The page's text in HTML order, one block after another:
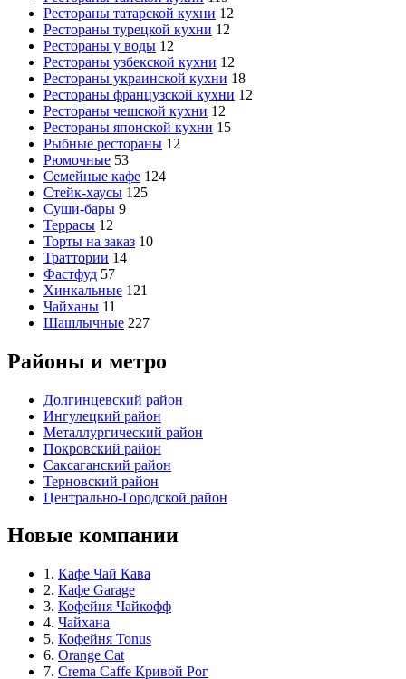
Рестораны татарской кухни 12
Рестораны турецкой кухни 12
Рестораны у воды 12
Рестораны узбекской кухни 12
Рестораны украинской кухни 18
Рестораны французской кухни 12
Рестораны чешской кухни 12
Рестораны японской кухни 15
Рыбные рестораны 12
Рюмочные 53
Семейные кафе 124
Стейк-хаусы 125
Суши-бары 9
Террасы 12
Торты на заказ 10
Траттории 14
Фастфуд 57
Хинкальные 121
Чайханы 11
Шашлычные 227
Районы и метро
Долгинцевский район
Ингулецкий район
Металлургический район
Покровский район
Саксаганский район
Терновский район
Центрально-Городской район
Новые компании
1. Кафе Чай Кава
2. Кафе Garage
3. Кофейня Чайкофф
4. Чайхана
5. Кофейня Tonus
6. Orange Cat
7. Crema Caffe Кривой Рог